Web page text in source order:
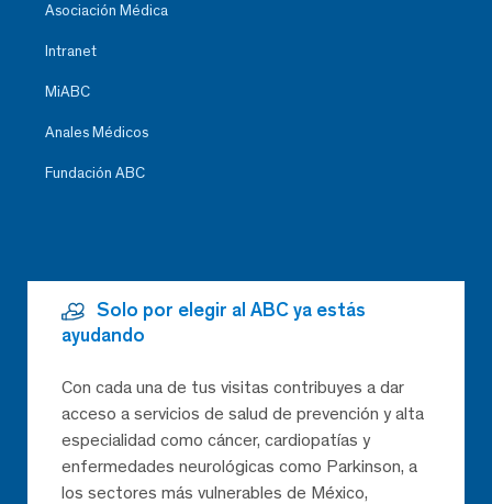
Asociación Médica
Intranet
MiABC
Anales Médicos
Fundación ABC
Solo por elegir al ABC ya estás
ayudando
Con cada una de tus visitas contribuyes a dar
acceso a servicios de salud de prevención y alta
especialidad como cáncer, cardiopatías y
enfermedades neurológicas como Parkinson, a
los sectores más vulnerables de México,